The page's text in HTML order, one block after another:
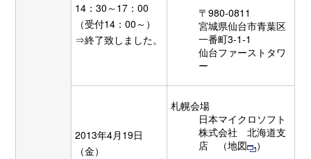
14：30～17：00
（受付14：00～）
⇒終了致しました。
〒980-0811
宮城県仙台市青葉区
一番町3-1-1
仙台ファーストタワ
ー
2013年4月19日
（金）
札幌会場
日本マイクロソフト
株式会社 北海道支
店 （地図
）